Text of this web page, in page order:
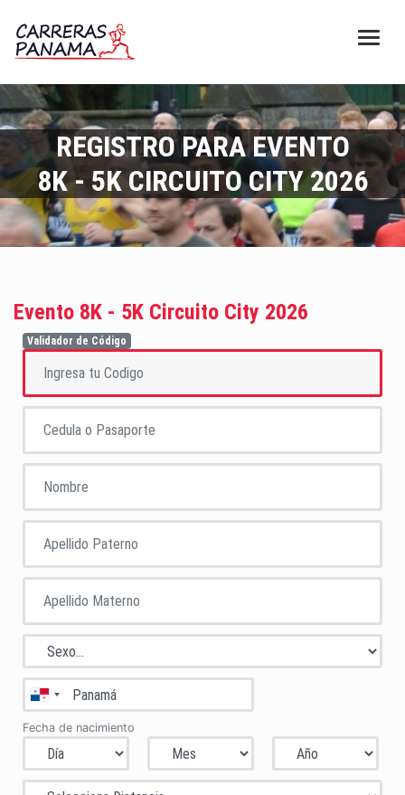
REGISTRO PARA EVENTO
8K - 5K CIRCUITO CITY 2026
Evento 8K - 5K Circuito City 2026
Validador de Código
Fecha de nacimiento